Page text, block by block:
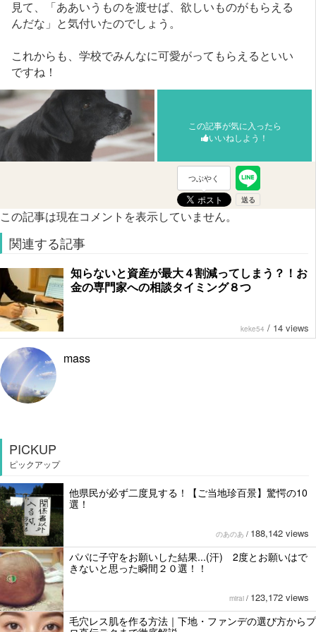
見て、「ああいうものを渡せば、欲しいものがもらえる
んだな」と気付いたのでしょう。
これからも、学校でみんなに可愛がってもらえるといい
ですね！
この記事が気に入ったら
いいねしよう！
つぶやく
この記事は現在コメントを表示していません。
関連する記事
知らないと資産が最大４割減ってしまう？！お
金の専門家への相談タイミング８つ
keke54 / 14 views
mass
PICKUP
ピックアップ
他県民が必ず二度見する！【ご当地珍百景】驚愕の10
選！
のあのあ / 188,142 views
パパに子守をお願いした結果...(汗) 2度とお願いはで
きないと思った瞬間２０選！！
mirai / 123,172 views
毛穴レス肌を作る方法｜下地・ファンデの選び方からプ